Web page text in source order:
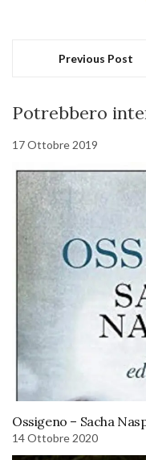
Previous Post
Potrebbero
17 Ottobre 2019
Ossigeno – Sacha
14 Ottobre 2020